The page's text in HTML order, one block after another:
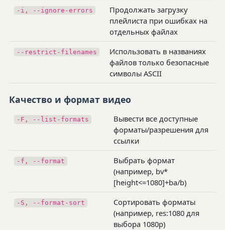
-i, --ignore-errors
Продолжать загрузку
плейлиста при ошибках на
отдельных файлах
--restrict-filenames
Использовать в названиях
файлов только безопасные
символы ASCII
Качество и формат видео
-F, --list-formats
Вывести все доступные
форматы/разрешения для
ссылки
-f, --format
Выбрать формат
(например, bv*
[height<=1080]+ba/b)
-S, --format-sort
Сортировать форматы
(например, res:1080 для
выбора 1080p)